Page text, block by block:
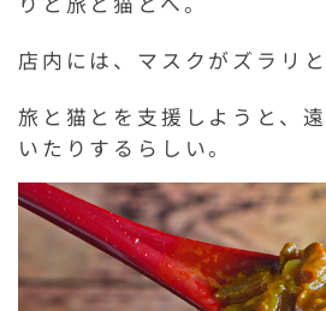
店内には、マスクがズラリ
旅と猫とを支援しようと、
いたりするらしい。